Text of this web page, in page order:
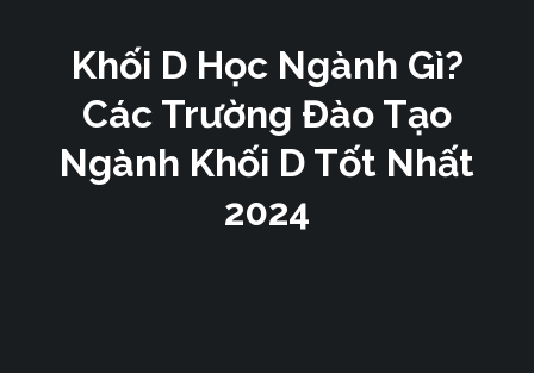
Khối D Học Ngành Gì?
Các Trường Đào Tạo
Ngành Khối D Tốt Nhất
2024